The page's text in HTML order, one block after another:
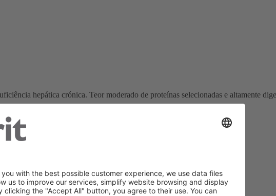
hepática crónica. Teor moderado de proteínas selecionadas e altamente